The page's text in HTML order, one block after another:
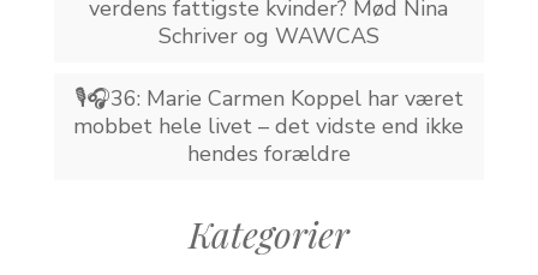
verdens fattigste kvinder? Mød Nina
Schriver og WAWCAS
🎙️🎧36: Marie Carmen Koppel har været
mobbet hele livet – det vidste end ikke
hendes forældre
Kategorier